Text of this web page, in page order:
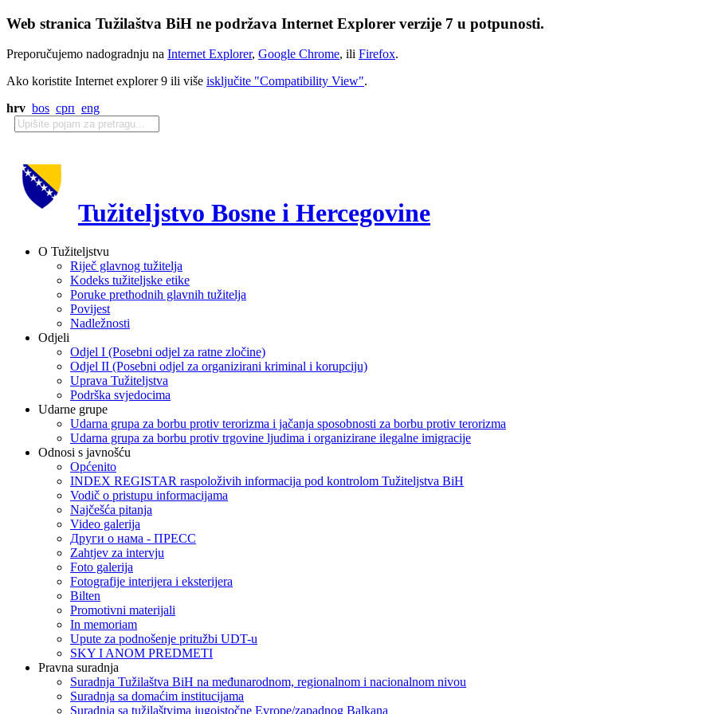
Web stranica Tužilaštva BiH ne podržava Internet Explorer verzije 7 u potpunosti.
Preporučujemo nadogradnju na Internet Explorer, Google Chrome, ili Firefox.
Ako koristite Internet explorer 9 ili više isključite "Compatibility View".
hrv bos срп eng
Tužiteljstvo Bosne i Hercegovine
O Tužiteljstvu
Riječ glavnog tužitelja
Kodeks tužiteljske etike
Poruke prethodnih glavnih tužitelja
Povijest
Nadležnosti
Odjeli
Odjel I (Posebni odjel za ratne zločine)
Odjel II (Posebni odjel za organizirani kriminal i korupciju)
Uprava Tužiteljstva
Podrška svjedocima
Udarne grupe
Udarna grupa za borbu protiv terorizma i jačanja sposobnosti za borbu protiv terorizma
Udarna grupa za borbu protiv trgovine ljudima i organizirane ilegalne imigracije
Odnosi s javnošću
Općenito
INDEX REGISTAR raspoloživih informacija pod kontrolom Tužiteljstva BiH
Vodič o pristupu informacijama
Najčešća pitanja
Video galerija
Други о нама - ПРЕСC
Zahtjev za intervju
Foto galerija
Fotografije interijera i eksterijera
Bilten
Promotivni materijali
In memoriam
Upute za podnošenje pritužbi UDT-u
SKY I ANOM PREDMETI
Pravna suradnja
Suradnja Tužilaštva BiH na međunarodnom, regionalnom i nacionalnom nivou
Suradnja sa domaćim institucijama
Suradnja sa tužilaštvima jugoistočne Evrope/zapadnog Balkana